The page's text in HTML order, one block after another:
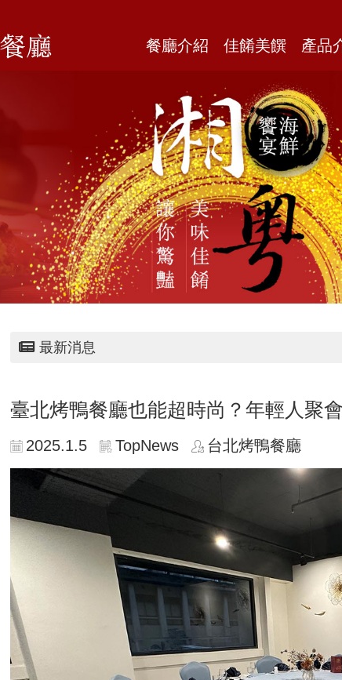
餐廳介紹 佳餚美饌 產品
最新消息
臺北烤鴨餐廳也能超時尚？年輕人聚
2025.1.5 TopNews 台北烤鴨餐廳